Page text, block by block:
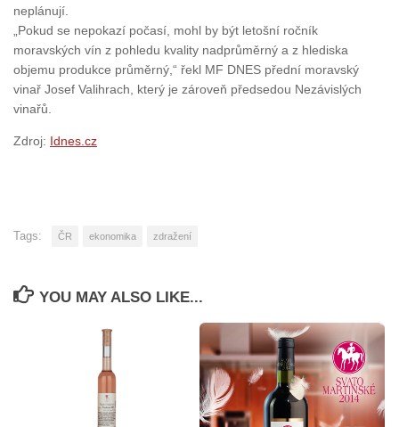
neplánují.
„Pokud se nepokazí počasí, mohl by být letošní ročník
moravských vín z pohledu kvality nadprůměrný a z hlediska
objemu produkce průměrný,“ řekl MF DNES přední moravský
vinař Josef Valihrach, který je zároveň předsedou Nezávislých
vinařů.
Zdroj: Idnes.cz
Tags: ČR ekonomika zdražení
YOU MAY ALSO LIKE...